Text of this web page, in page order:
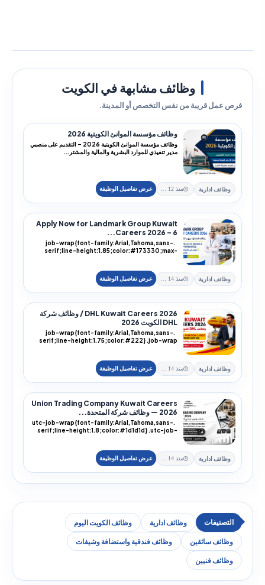
وظائف مشابهة في الكويت
فرص عمل قريبة من نفس التخصص أو المدينة.
وظائف مؤسسة الموانئ الكويتية 2026
وظائف مؤسسة الموانئ الكويتية 2026 – التقديم على منصبي
مدير تنفيذي للموارد البشرية والمالية والمشتر...
وظائف ادارية
Apply Now for Landmark Group Kuwait
Careers 2026 – 6...
.job-wrap{font-family:Arial,Tahoma,sans-
serif;line-height:1.85;color:#173330;max-
وظائف ادارية
DHL Kuwait Careers 2026 / وظائف شركة
DHL الكويت 2026
.job-wrap{font-family:Arial,Tahoma,sans-
serif;line-height:1.75;color:#222} .job-wrap
وظائف ادارية
Union Trading Company Kuwait Careers
2026 — وظائف شركة المتحدة...
.utc-job-wrap{font-family:Arial,Tahoma,sans-
serif;line-height:1.8;color:#1d1d1d} .utc-job-
وظائف ادارية
وظائف ادارية وظائف الكويت اليوم
وظائف سائقين وظائف فندقية واستضافة وشيفات
وظائف فنيين